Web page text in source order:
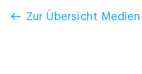
Zur Übersicht Medien